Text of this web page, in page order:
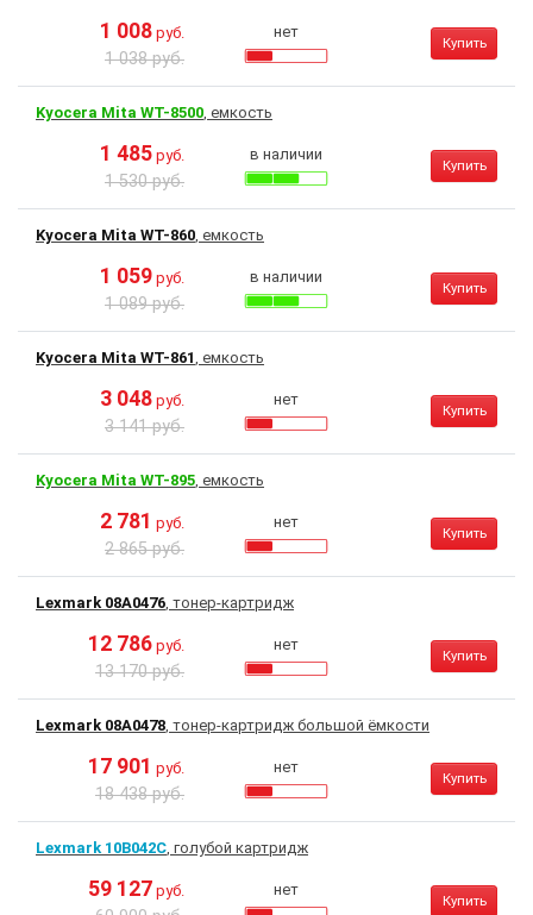
1 008 руб.
1 038 руб.
нет
Купить
Kyocera Mita WT-8500, емкость
1 485 руб.
1 530 руб.
в наличии
Купить
Kyocera Mita WT-860, емкость
1 059 руб.
1 089 руб.
в наличии
Купить
Kyocera Mita WT-861, емкость
3 048 руб.
3 141 руб.
нет
Купить
Kyocera Mita WT-895, емкость
2 781 руб.
2 865 руб.
нет
Купить
Lexmark 08A0476, тонер-картридж
12 786 руб.
13 170 руб.
нет
Купить
Lexmark 08A0478, тонер-картридж большой ёмкости
17 901 руб.
18 438 руб.
нет
Купить
Lexmark 10B042C, голубой картридж
59 127 руб. нет
Купить